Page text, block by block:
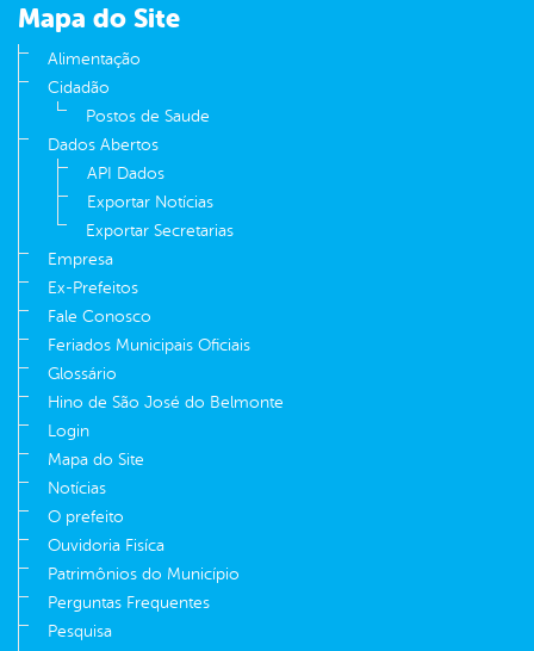
Mapa do Site
Alimentação
Cidadão
Postos de Saude
Dados Abertos
API Dados
Exportar Notícias
Exportar Secretarias
Empresa
Ex-Prefeitos
Fale Conosco
Feriados Municipais Oficiais
Glossário
Hino de São José do Belmonte
Login
Mapa do Site
Notícias
O prefeito
Ouvidoria Fisíca
Patrimônios do Município
Perguntas Frequentes
Pesquisa